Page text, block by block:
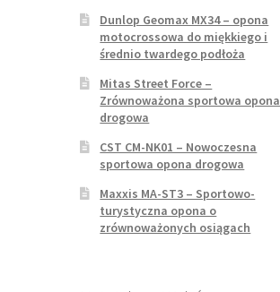
Dunlop Geomax MX34 – opona
motocrossowa do miękkiego i
średnio twardego podłoża
Mitas Street Force –
Zrównoważona sportowa opona
drogowa
CST CM-NK01 – Nowoczesna
sportowa opona drogowa
Maxxis MA-ST3 – Sportowo-
turystyczna opona o
zrównoważonych osiągach